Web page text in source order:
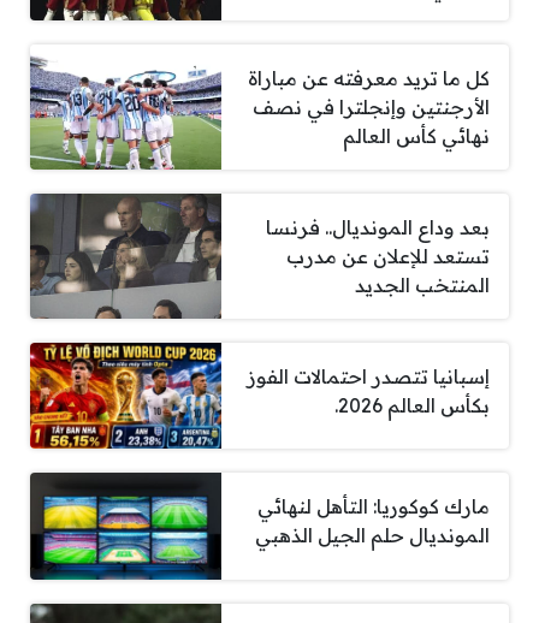
كل ما تريد معرفته عن مباراة
الأرجنتين وإنجلترا في نصف
نهائي كأس العالم
بعد وداع المونديال.. فرنسا
تستعد للإعلان عن مدرب
المنتخب الجديد
إسبانيا تتصدر احتمالات الفوز
بكأس العالم 2026.
مارك كوكوريا: التأهل لنهائي
المونديال حلم الجيل الذهبي